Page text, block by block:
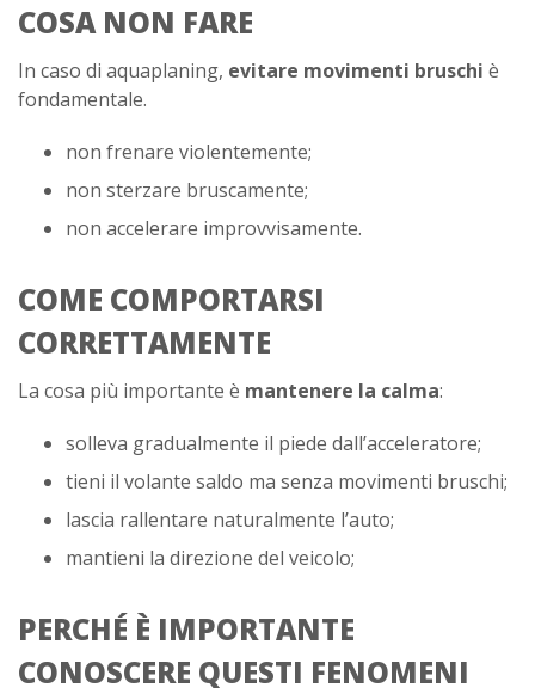
COSA NON FARE
In caso di aquaplaning, evitare movimenti bruschi è
fondamentale.
non frenare violentemente;
non sterzare bruscamente;
non accelerare improvvisamente.
COME COMPORTARSI
CORRETTAMENTE
La cosa più importante è mantenere la calma:
solleva gradualmente il piede dall’acceleratore;
tieni il volante saldo ma senza movimenti bruschi;
lascia rallentare naturalmente l’auto;
mantieni la direzione del veicolo;
PERCHÉ È IMPORTANTE
CONOSCERE QUESTI FENOMENI